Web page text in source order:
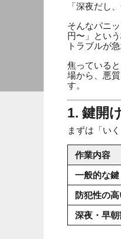
「深夜だし
そんなパニ
円〜」とい
トラブルが
焦っている
場から、悪
す。
1. 鍵開
まずは「い
作業内容
一般的な鍵
防犯性の高
深夜・早